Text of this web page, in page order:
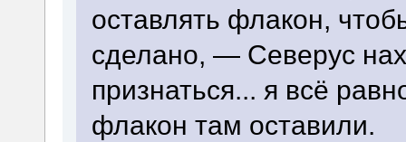
оставлять флакон,
сделано, — Северус
признаться... я всё
флакон там оставили.